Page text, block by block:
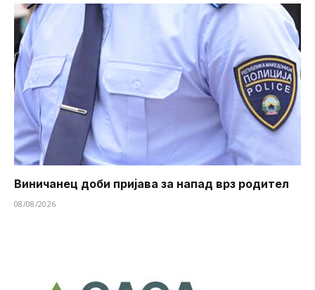
Виничанец доби пријава за напад врз родител
08/08/2026